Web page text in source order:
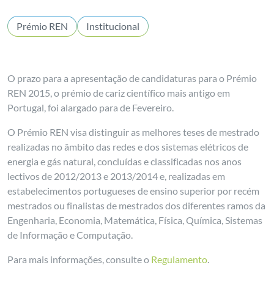
Prémio REN Institucional
O prazo para a apresentação de candidaturas para o Prémio
REN 2015, o prémio de cariz científico mais antigo em
Portugal, foi alargado para de Fevereiro.
O Prémio REN visa distinguir as melhores teses de mestrado
realizadas no âmbito das redes e dos sistemas elétricos de
energia e gás natural, concluídas e classificadas nos anos
lectivos de 2012/2013 e 2013/2014 e, realizadas em
estabelecimentos portugueses de ensino superior por recém
mestrados ou finalistas de mestrados dos diferentes ramos da
Engenharia, Economia, Matemática, Física, Química, Sistemas
de Informação e Computação.
Para mais informações, consulte o Regulamento.